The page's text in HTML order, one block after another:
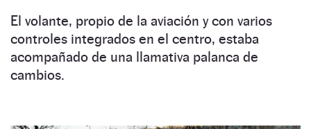
El volante, propio de la aviación y con varios
controles integrados en el centro, estaba
acompañado de una llamativa palanca de
cambios.